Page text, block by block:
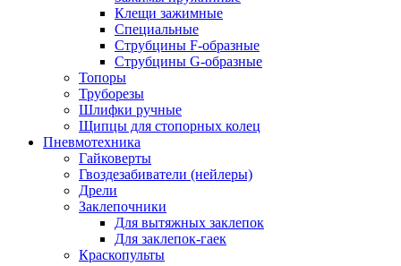
Клещи зажимные
Специальные
Струбцины F-образные
Струбцины G-образные
Топоры
Труборезы
Шлифки ручные
Щипцы для стопорных колец
Пневмотехника
Гайковерты
Гвоздезабиватели (нейлеры)
Дрели
Заклепочники
Для вытяжных заклепок
Для заклепок-гаек
Краскопульты